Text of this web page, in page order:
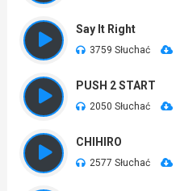
Say It Right
3759 Słuchać
PUSH 2 START
2050 Słuchać
CHIHIRO
2577 Słuchać